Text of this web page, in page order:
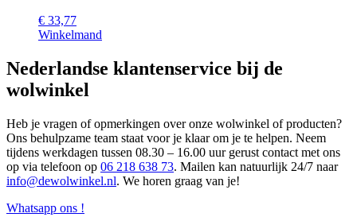
€ 33,77
Winkelmand
Nederlandse klantenservice bij de
wolwinkel
Heb je vragen of opmerkingen over onze wolwinkel of producten?
Ons behulpzame team staat voor je klaar om je te helpen. Neem
tijdens werkdagen tussen 08.30 – 16.00 uur gerust contact met ons
op via telefoon op 06 218 638 73. Mailen kan natuurlijk 24/7 naar
info@dewolwinkel.nl. We horen graag van je!
Whatsapp ons !